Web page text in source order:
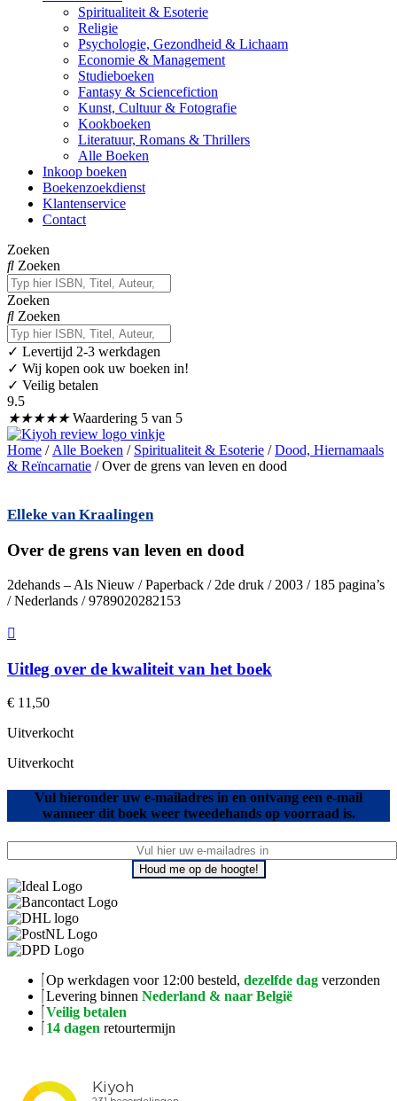
Spiritualiteit & Esoterie
Religie
Psychologie, Gezondheid & Lichaam
Economie & Management
Studieboeken
Fantasy & Sciencefiction
Kunst, Cultuur & Fotografie
Kookboeken
Literatuur, Romans & Thrillers
Alle Boeken
Inkoop boeken
Boekenzoekdienst
Klantenservice
Contact
Zoeken
Zoeken
Zoeken
Zoeken
✓ Levertijd 2-3 werkdagen
✓ Wij kopen ook uw boeken in!
✓ Veilig betalen
9.5
★★★★★ Waardering 5 van 5
Home / Alle Boeken / Spiritualiteit & Esoterie /Dood, Hiernamaals
& Reïncarnatie / Over de grens van leven en dood
Elleke van Kraalingen
Over de grens van leven en dood
2dehands – Als Nieuw / Paperback / 2de druk / 2003 / 185 pagina’s
/ Nederlands / 9789020282153
Uitleg over de kwaliteit van het boek
€ 11,50
Uitverkocht
Uitverkocht
Vul hieronder uw e-mailadres in en ontvang een e-mail
wanneer dit boek weer tweedehands op voorraad is.
Houd me op de hoogte!
Op werkdagen voor 12:00 besteld, dezelfde dag verzonden
Levering binnen Nederland & naar België
Veilig betalen
14 dagen retourtermijn